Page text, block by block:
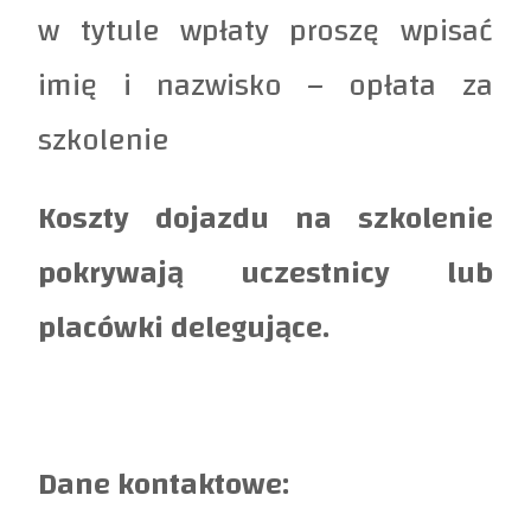
w tytule wpłaty proszę wpisać
imię i nazwisko – opłata za
szkolenie
Koszty dojazdu na szkolenie
pokrywają uczestnicy lub
placówki delegujące.
Dane kontaktowe: